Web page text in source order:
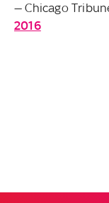
— Chicago
2016